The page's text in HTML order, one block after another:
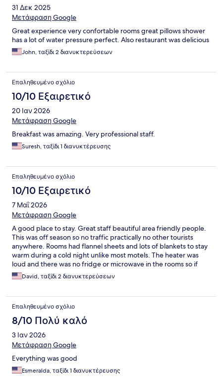
31 Δεκ 2025
Μετάφραση Google
Great experience very confortable rooms great pillows shower
has a lot of water pressure perfect. Also restaurant was delicious
John, ταξίδι 2 διανυκτερεύσεων
Επαληθευμένο σχόλιο
10/10 Εξαιρετικό
20 Ιαν 2026
Μετάφραση Google
Breakfast was amazing. Very professional staff.
Suresh, ταξίδι 1 διανυκτέρευσης
Επαληθευμένο σχόλιο
10/10 Εξαιρετικό
7 Μαΐ 2026
Μετάφραση Google
A good place to stay. Great staff beautiful area friendly people.
This was off season so no traffic practically no other tourists
anywhere. Rooms had flannel sheets and lots of blankets to stay
warm during a cold night unlike most motels. The heater was
loud and there was no fridge or microwave in the rooms so if
you go off season it’s hard to find a place to eat. Our host made
breakfast available to us even though we were the only ones
our stay. If you rent a cabin or or just go during the prime season
you will avoid that problem and enjoy your stay greatly.
David, ταξίδι 2 διανυκτερεύσεων
Επαληθευμένο σχόλιο
8/10 Πολύ καλό
3 Ιαν 2026
Μετάφραση Google
Everything was good
Esmeralda, ταξίδι 1 διανυκτέρευσης